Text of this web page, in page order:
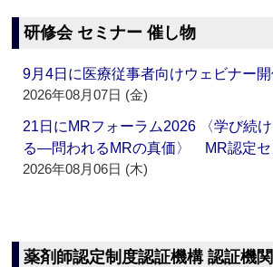
研修会 セミナー 催し物
9月4日に医療従事者向けウェビナー
2026年08月07日 (金)
21日にMRフォーラム2026 〈学び続
る―問われるMRの真価〉 MR認定セ
2026年08月06日 (木)
薬剤師認定制度認証機構 認証機